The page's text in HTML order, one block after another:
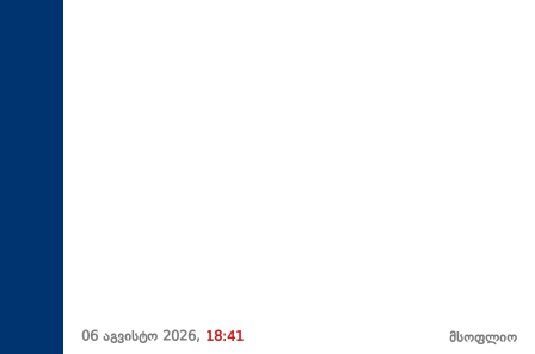
06 აგვისტო 2026, 18:41 მსოფლიო